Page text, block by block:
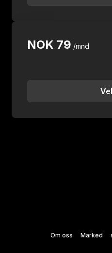
NOK 79 /mnd
Om oss Marked